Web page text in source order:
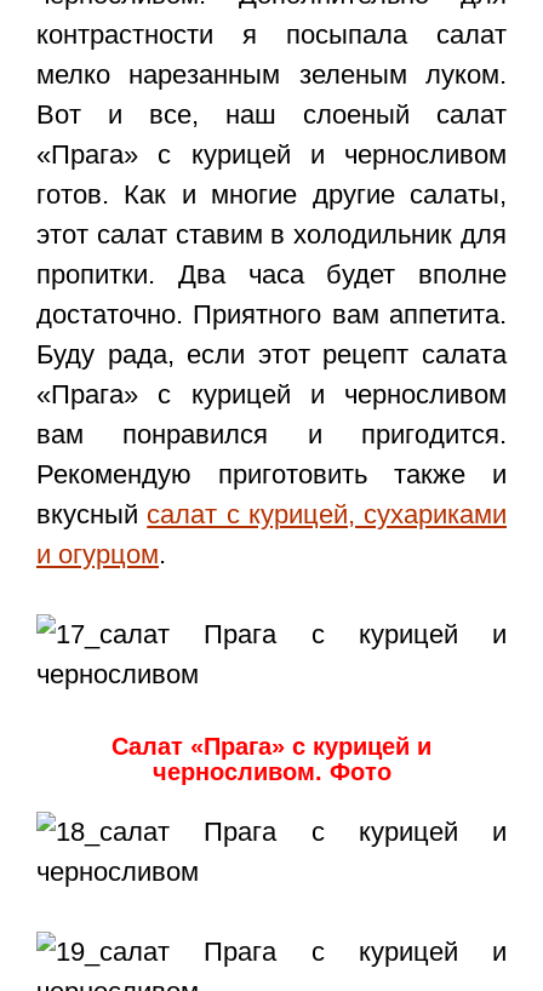
контрастности я посыпала салат
мелко нарезанным зеленым луком.
Вот и все, наш слоеный салат
«Прага» с курицей и черносливом
готов. Как и многие другие салаты,
этот салат ставим в холодильник для
пропитки. Два часа будет вполне
достаточно. Приятного вам аппетита.
Буду рада, если этот рецепт салата
«Прага» с курицей и черносливом
вам понравился и пригодится.
Рекомендую приготовить также и
вкусный салат с курицей, сухариками
и огурцом.
Салат «Прага» с курицей и
черносливом. Фото